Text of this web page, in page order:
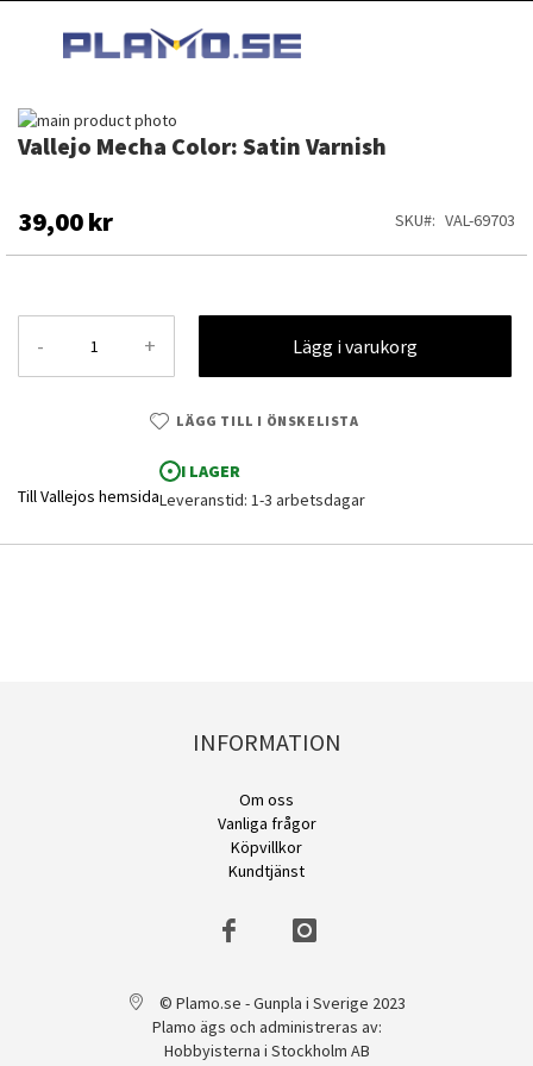
INNEHÅLLET
Vallejo Mecha Color: Satin Varnish
39,00 kr SKU VAL-69703
- + Lägg i varukorg
LÄGG TILL I ÖNSKELISTA
Till Vallejos hemsida
I LAGER
Leveranstid: 1-3 arbetsdagar
Hoppa
till
bildgalleriet
Vallejo Mecha Color: Satin Varnish
Hoppa
av
bildgalleriet
INFORMATION
Om oss
Vanliga frågor
Köpvillkor
Kundtjänst
© Plamo.se - Gunpla i Sverige 2023
Plamo ägs och administreras av:
Hobbyisterna i Stockholm AB